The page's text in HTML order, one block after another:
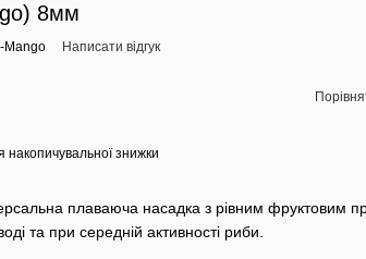
8мм
Mango Написати відгук
накопичувальної знижки
плаваюча насадка з рівним фруктовим
та при середній активності риби.